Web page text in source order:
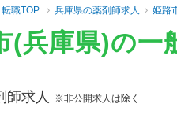
職TOP 兵庫県の薬剤師求人 姫路
(兵庫県)の一
師求人 ※非公開求人は除く